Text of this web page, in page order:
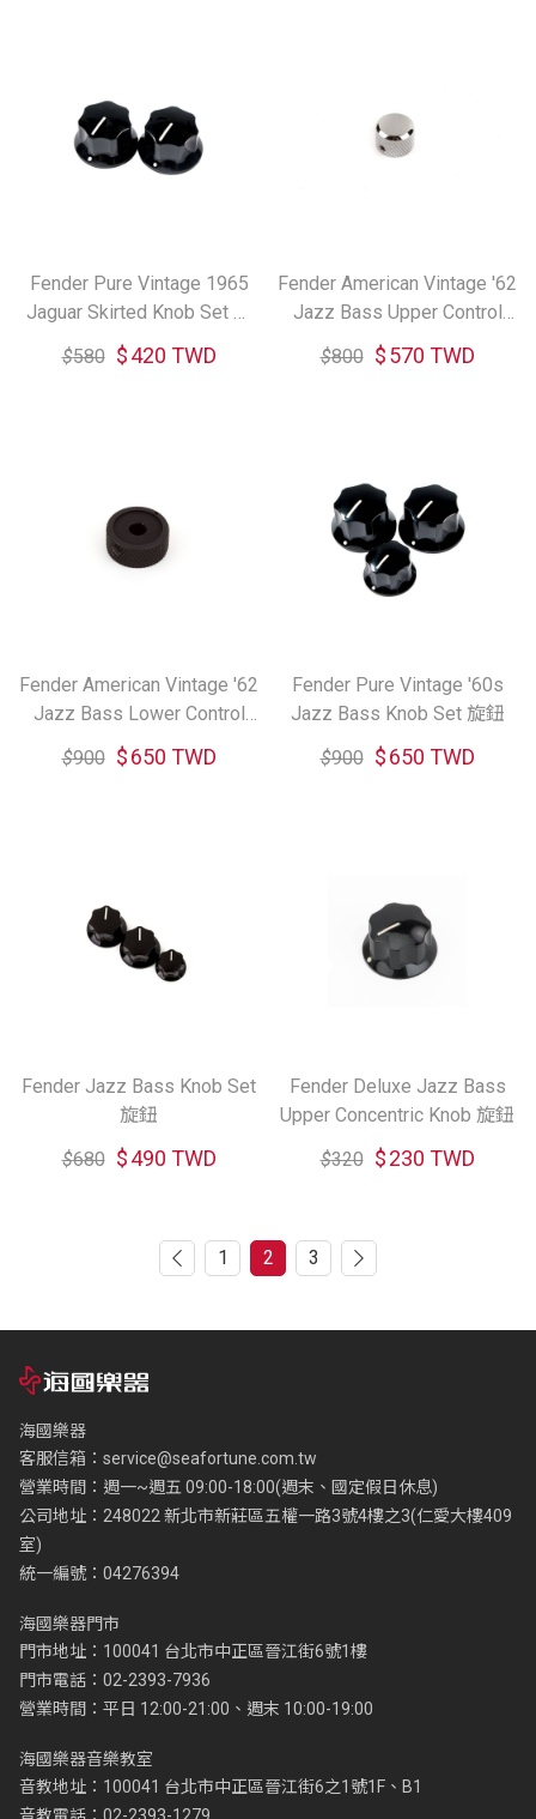
Fender Pure Vintage 1965
Jaguar Skirted Knob Set 旋
$580 $420 TWD
Fender American Vintage '62
Jazz Bass Upper Control
Knob 旋鈕
$800 $570 TWD
Fender American Vintage '62
Jazz Bass Lower Control
Knob 旋鈕
$900 $650 TWD
Fender Pure Vintage '60s
Jazz Bass Knob Set 旋鈕
$900 $650 TWD
Fender Jazz Bass Knob Set
旋鈕
$680 $490 TWD
Fender Deluxe Jazz Bass
Upper Concentric Knob 旋鈕
$320 $230 TWD
1 2 3
海國樂器
客服信箱： service@seafortune.com.tw
營業時間：週一~週五 09:00-18:00(週末、國定假日休息)
公司地址：248022 新北市新莊區五權一路3號4樓之3(仁愛大樓409
室)
統一編號：04276394
海國樂器門市
門市地址：100041 台北市中正區晉江街6號1樓
門市電話：02-2393-7936
營業時間：平日 12:00-21:00、週末 10:00-19:00
海國樂器音樂教室
音教地址：100041 台北市中正區晉江街6之1號1F、B1